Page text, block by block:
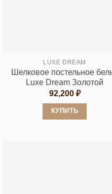
странице
товара.
LUXE DREAM
Шелковое постельное
Luxe Dream Золотой
92,200 ₽
КУПИТЬ